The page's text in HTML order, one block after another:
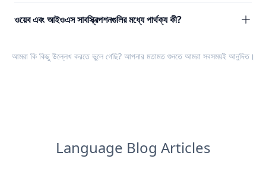
ওয়েব এবং আইওএস সাবস্ক্রিপশনগুলির মধ্যে পার্থক্য কী?
আমরা কি কিছু উল্লেখ করতে ভুলে গেছি? আপনার মতামতশুনতে আমরা সবসময়ই আনন্দিত।
Language Blog Articles